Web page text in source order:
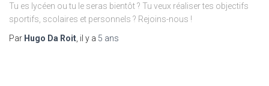
Tu es lycéen ou tu le seras bientôt ? Tu veux réaliser tes objectifs
sportifs, scolaires et personnels ? Rejoins-nous !
Par Hugo Da Roit , il y a 5 ans